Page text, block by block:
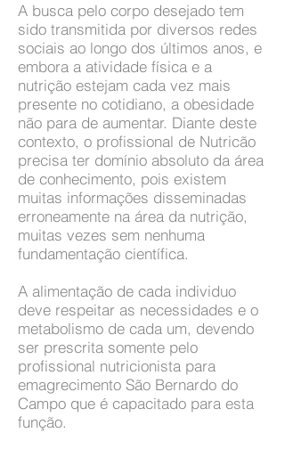
A busca pelo corpo desejado tem
sido transmitida por diversos redes
sociais ao longo dos últimos anos, e
embora a atividade física e a
nutrição estejam cada vez mais
presente no cotidiano, a obesidade
não para de aumentar. Diante deste
contexto, o profissional de Nutricão
precisa ter domínio absoluto da área
de conhecimento, pois existem
muitas informações disseminadas
erroneamente na área da nutrição,
muitas vezes sem nenhuma
fundamentação científica.
A alimentação de cada individuo
deve respeitar as necessidades e o
metabolismo de cada um, devendo
ser prescrita somente pelo
profissional nutricionista para
emagrecimento São Bernardo do
Campo que é capacitado para esta
função.